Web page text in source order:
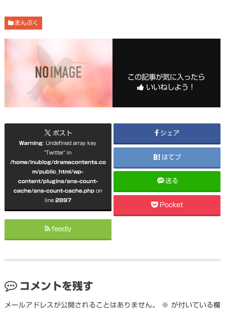
まんぷく
この記事が気に入ったら
いいねしよう！
ポスト
Warning: Undefined array key
"Twitter" in
/home/inublog/dramacontents.co
m/public_html/wp-
content/plugins/sns-count-
cache/sns-count-cache.php on
line 2897
シェア
はてブ
送る
Pocket
feedly
コメントを残す
メールアドレスが公開されることはありません。 ※ が付いている欄